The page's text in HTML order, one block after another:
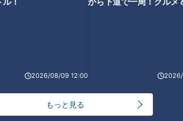
2026/08/09 12:00
もっと見る
避なるか
「愛知県蒲郡」を満喫 続けて岐
阜・三重も連続クリアなる